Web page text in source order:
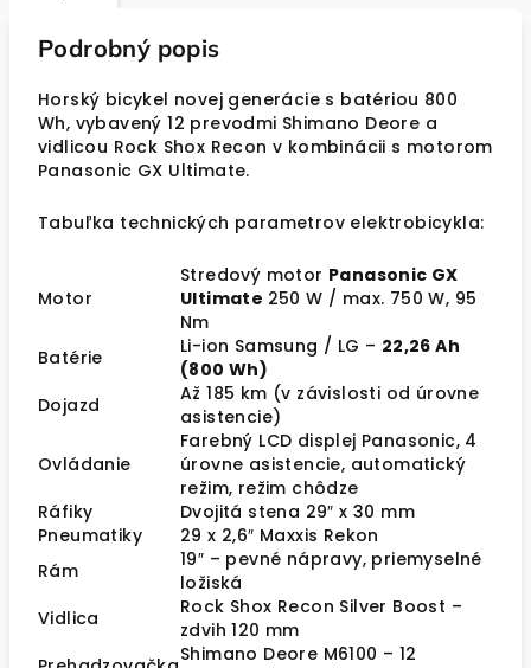
Podrobný popis
Horský bicykel novej generácie s batériou 800
Wh, vybavený 12 prevodmi Shimano Deore a
vidlicou Rock Shox Recon v kombinácii s motorom
Panasonic GX Ultimate.
Tabuľka technických parametrov elektrobicykla:
Motor
Stredový motor Panasonic GX
Ultimate 250 W / max. 750 W, 95
Nm
Batérie
Li-ion Samsung / LG – 22,26 Ah
(800 Wh)
Dojazd
Až 185 km (v závislosti od úrovne
asistencie)
Ovládanie
Farebný LCD displej Panasonic, 4
úrovne asistencie, automatický
režim, režim chôdze
Ráfiky
Dvojitá stena 29″ x 30 mm
Pneumatiky
29 x 2,6″ Maxxis Rekon
Rám
19″ – pevné nápravy, priemyselné
ložiská
Vidlica
Rock Shox Recon Silver Boost –
zdvih 120 mm
Shimano Deore M6100 – 12